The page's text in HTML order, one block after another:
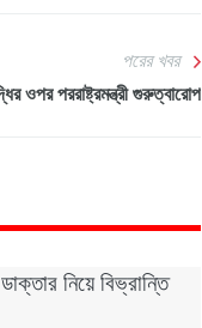
পরের খবর
ওপর পররাষ্ট্রমন্ত্রী গুরুত্বারোপ